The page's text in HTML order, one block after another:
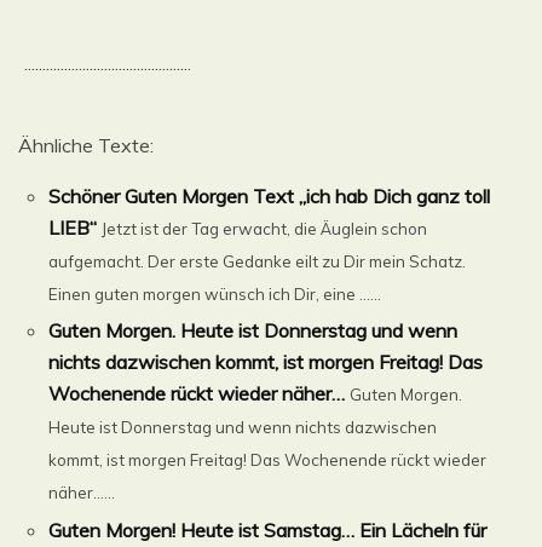
..............................................
Ähnliche Texte:
Schöner Guten Morgen Text „ich hab Dich ganz toll
LIEB“ Jetzt ist der Tag erwacht, die Äuglein schon
aufgemacht. Der erste Gedanke eilt zu Dir mein Schatz.
Einen guten morgen wünsch ich Dir, eine ......
Guten Morgen. Heute ist Donnerstag und wenn
nichts dazwischen kommt, ist morgen Freitag! Das
Wochenende rückt wieder näher… Guten Morgen.
Heute ist Donnerstag und wenn nichts dazwischen
kommt, ist morgen Freitag! Das Wochenende rückt wieder
näher…...
Guten Morgen! Heute ist Samstag… Ein Lächeln für